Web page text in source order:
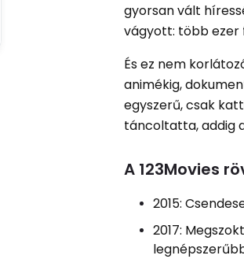
gyorsan vált
vágyott: több ezer
És ez nem
animékig,
egyszerű, csak
táncoltatta, addig
A 123Movies
2015:
2017: